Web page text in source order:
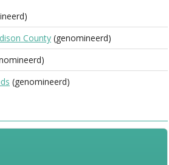
County (genomineerd)
(genomineerd)